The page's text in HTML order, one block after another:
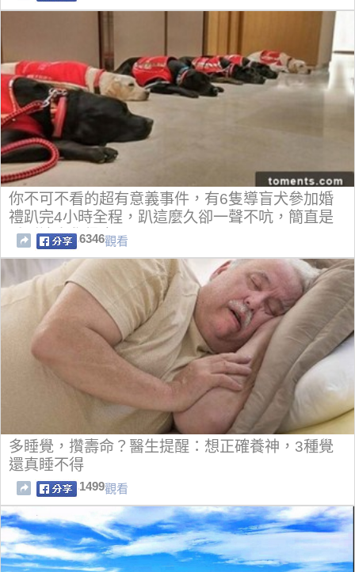
你不可不看的超有意義事件，有6隻導盲犬參加婚
禮趴完4小時全程，趴這麼久卻一聲不吭，簡直是
乖到讓人覺得痛心！！
6346觀看
多睡覺，攢壽命？醫生提醒：想正確養神，3種覺
還真睡不得
1499觀看